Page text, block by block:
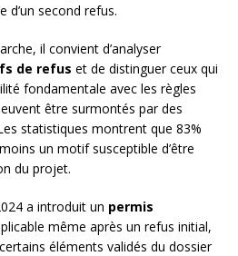
d’un second refus.
il convient d’analyser
de refus et de distinguer ceux qui
fondamentale avec les règles
être surmontés par des
statistiques montrent que 83%
un motif susceptible d’être
du projet.
a introduit un permis
même après un refus initial,
éléments validés du dossier